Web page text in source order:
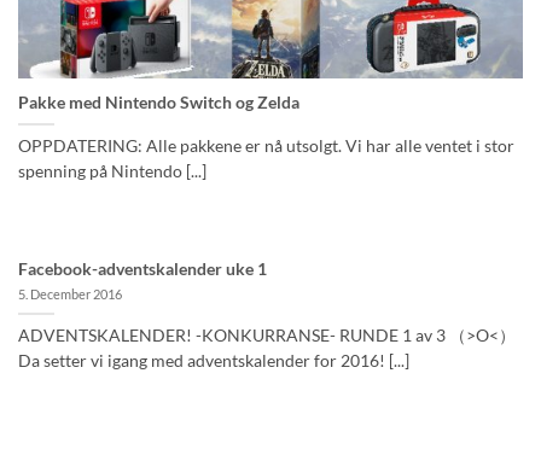
Pakke med Nintendo Switch og Zelda
OPPDATERING: Alle pakkene er nå utsolgt. Vi har alle ventet i stor
spenning på Nintendo [...]
Facebook-adventskalender uke 1
5. December 2016
ADVENTSKALENDER! -KONKURRANSE- RUNDE 1 av 3 （>O<）
Da setter vi igang med adventskalender for 2016! [...]